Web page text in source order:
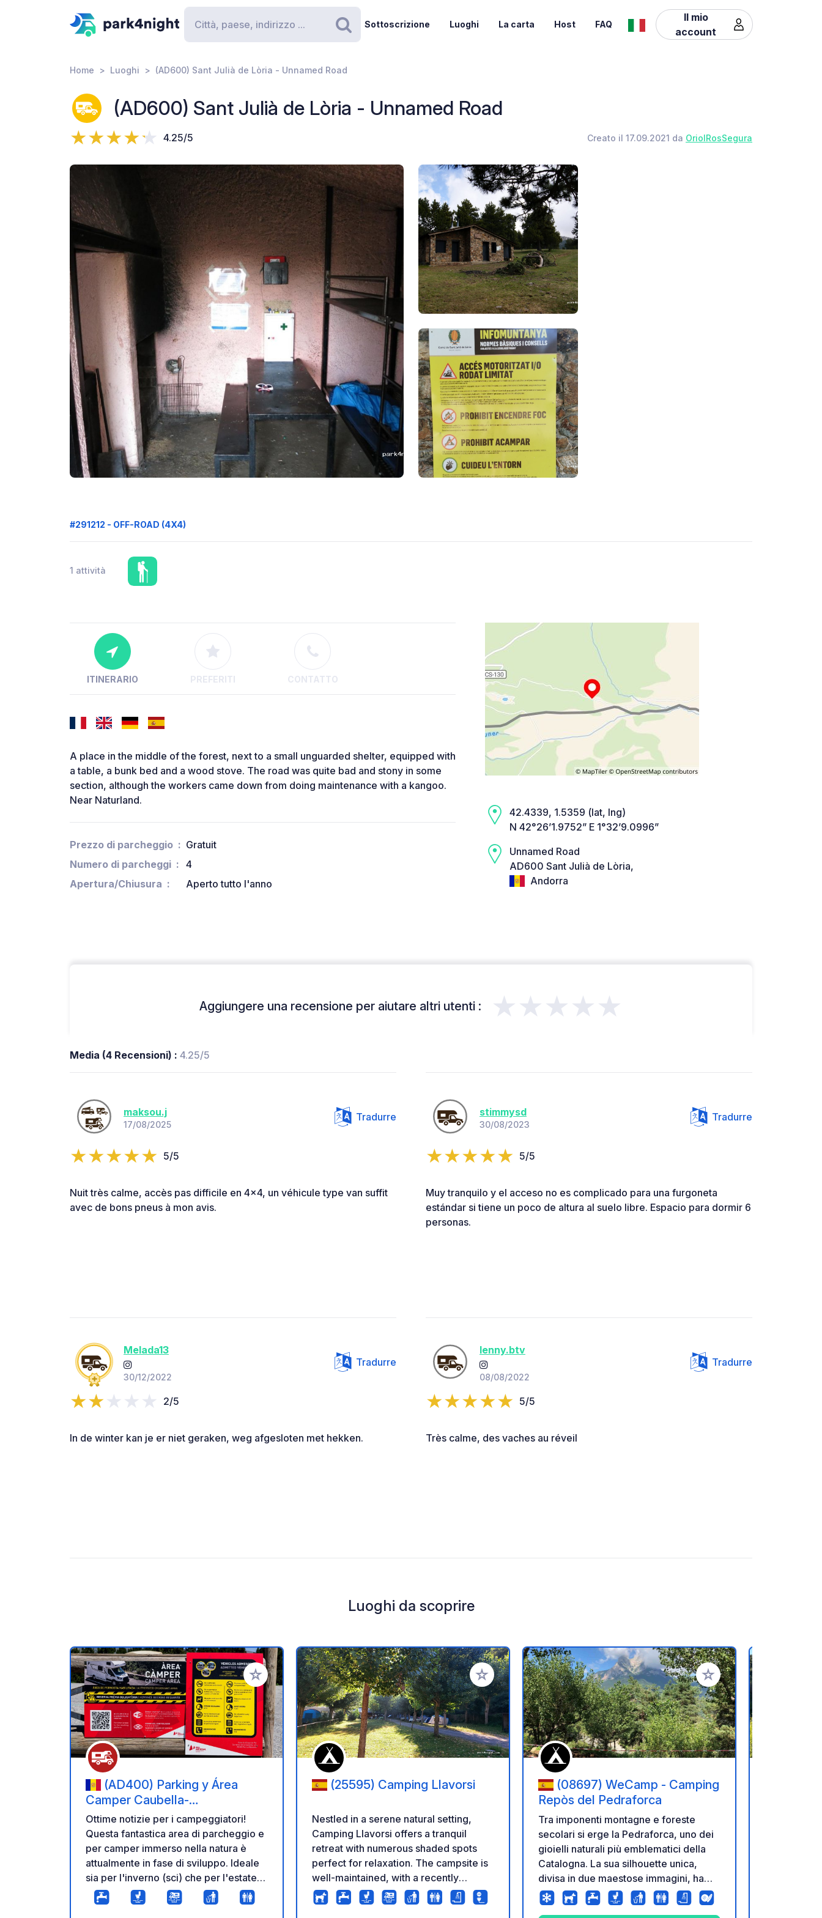
Ricerca
Sottoscrizione Luoghi La carta Host FAQ
Il mio
account
Home Luoghi (AD600) Sant Julià de Lòria - Unnamed Road
(AD600) Sant Julià de Lòria - Unnamed Road
4.25/5 Creato il 17.09.2021 da OriolRosSegura
#291212 - OFF-ROAD (4X4)
1 attività
ITINERARIO PREFERITI CONTATTO
A place in the middle of the forest, next to a small unguarded shelter, equipped with
a table, a bunk bed and a wood stove. The road was quite bad and stony in some
section, although the workers came down from doing maintenance with a kangoo.
Near Naturland.
Prezzo di parcheggio
Gratuit
Numero di parcheggi
4
Apertura/Chiusura
Aperto tutto l'anno
42.4339, 1.5359 (lat, lng)
N 42°26’1.9752” E 1°32’9.0996”
Unnamed Road
AD600 Sant Julià de Lòria,
Andorra
Aggiungere una recensione per aiutare altri utenti : ★★★★★
Media (4 Recensioni) : 4.25/5
maksou.j
17/08/2025
Tradurre
5/5
Nuit très calme, accès pas difficile en 4x4, un véhicule type van suffit
avec de bons pneus à mon avis.
stimmysd
30/08/2023
Tradurre
5/5
Muy tranquilo y el acceso no es complicado para una furgoneta
estándar si tiene un poco de altura al suelo libre. Espacio para dormir 6
personas.
Melada13
30/12/2022
Tradurre
2/5
In de winter kan je er niet geraken, weg afgesloten met hekken.
lenny.btv
08/08/2022
Tradurre
5/5
Très calme, des vaches au réveil
Luoghi da scoprire
Aggiungi ai tuoi preferiti
(AD400) Parking y Área
Camper Caubella-
Pal(Pal/Arinsal)
Ottime notizie per i campeggiatori!
Questa fantastica area di parcheggio e
per camper immerso nella natura è
attualmente in fase di sviluppo. Ideale
sia per l'inverno (sci) che per l'estate
(bike park e attività di montagna), si
trova a circa 1900 metri di altitudine
Aggiungi ai tuoi preferiti
(25595) Camping Llavorsi
Nestled in a serene natural setting,
Camping Llavorsi offers a tranquil
retreat with numerous shaded spots
perfect for relaxation. The campsite is
well-maintained, with a recently
refurbished and immaculately clean
sanitary building that ensures a
Aggiungi ai tuoi preferiti
(08697) WeCamp - Camping
Repòs del Pedraforca
Tra imponenti montagne e foreste
secolari si erge la Pedraforca, uno dei
gioielli naturali più emblematici della
Catalogna. La sua silhouette unica,
divisa in due maestose immagini, ha
affascinato escursionisti, scalatori e
amanti della natura per secoli. Scoprite